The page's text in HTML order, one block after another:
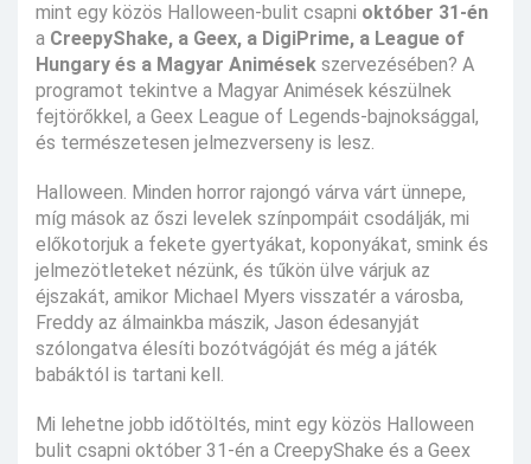
mint egy közös Halloween-bulit csapni október 31-én
a CreepyShake, a Geex, a DigiPrime, a League of
Hungary és a Magyar Animések szervezésében? A
programot tekintve a Magyar Animések készülnek
fejtörőkkel, a Geex League of Legends-bajnoksággal,
és természetesen jelmezverseny is lesz.
Halloween. Minden horror rajongó várva várt ünnepe,
míg mások az őszi levelek színpompáit csodálják, mi
előkotorjuk a fekete gyertyákat, koponyákat, smink és
jelmezötleteket nézünk, és tűkön ülve várjuk az
éjszakát, amikor Michael Myers visszatér a városba,
Freddy az álmainkba mászik, Jason édesanyját
szólongatva élesíti bozótvágóját és még a játék
babáktól is tartani kell.
Mi lehetne jobb időtöltés, mint egy közös Halloween
bulit csapni október 31-én a CreepyShake és a Geex